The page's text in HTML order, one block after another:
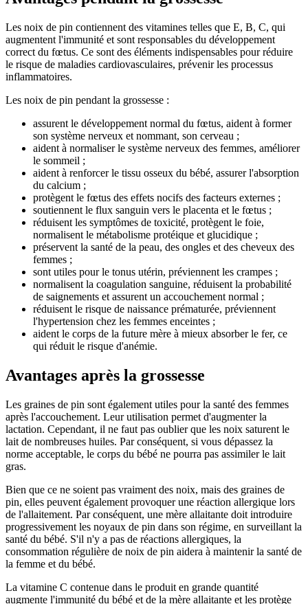
Les noix de pin contiennent des vitamines telles que E, B, C, qui
augmentent l'immunité et sont responsables du développement
correct du fœtus. Ce sont des éléments indispensables pour réduire
le risque de maladies cardiovasculaires, prévenir les processus
inflammatoires.
Les noix de pin pendant la grossesse :
assurent le développement normal du fœtus, aident à former
son système nerveux et nommant, son cerveau ;
aident à normaliser le système nerveux des femmes, améliorer
le sommeil ;
aident à renforcer le tissu osseux du bébé, assurer l'absorption
du calcium ;
protègent le fœtus des effets nocifs des facteurs externes ;
soutiennent le flux sanguin vers le placenta et le fœtus ;
réduisent les symptômes de toxicité, protègent le foie,
normalisent le métabolisme protéique et glucidique ;
préservent la santé de la peau, des ongles et des cheveux des
femmes ;
sont utiles pour le tonus utérin, préviennent les crampes ;
normalisent la coagulation sanguine, réduisent la probabilité
de saignements et assurent un accouchement normal ;
réduisent le risque de naissance prématurée, préviennent
l'hypertension chez les femmes enceintes ;
aident le corps de la future mère à mieux absorber le fer, ce
qui réduit le risque d'anémie.
Avantages après la grossesse
Les graines de pin sont également utiles pour la santé des femmes
après l'accouchement. Leur utilisation permet d'augmenter la
lactation. Cependant, il ne faut pas oublier que les noix saturent le
lait de nombreuses huiles. Par conséquent, si vous dépassez la
norme acceptable, le corps du bébé ne pourra pas assimiler le lait
gras.
Bien que ce ne soient pas vraiment des noix, mais des graines de
pin, elles peuvent également provoquer une réaction allergique lors
de l'allaitement. Par conséquent, une mère allaitante doit introduire
progressivement les noyaux de pin dans son régime, en surveillant la
santé du bébé. S'il n'y a pas de réactions allergiques, la
consommation régulière de noix de pin aidera à maintenir la santé de
la femme et du bébé.
La vitamine C contenue dans le produit en grande quantité
augmente l'immunité du bébé et de la mère allaitante et les protège